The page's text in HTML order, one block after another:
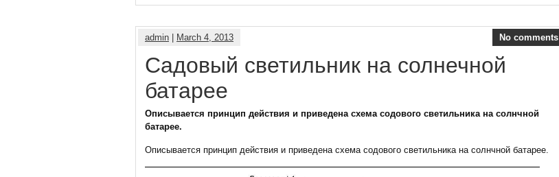
admin March 4, 2013 No comments
Садовый светильник на солнечной
батарее
Описывается принцип действия и приведена схема содового светильника на солнчной
батарее.
Описывается принцип действия и приведена схема содового светильника на солнчной батарее.